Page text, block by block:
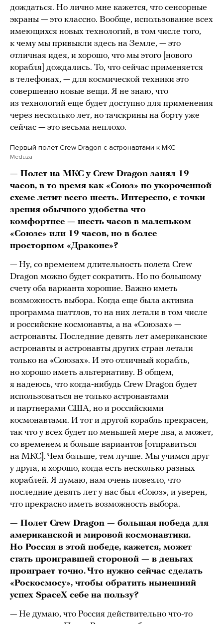
дождаться. Но лично мне кажется, что сенсорные
экраны — это классно. Вообще, использование всех
имеющихся новых технологий, в том числе того,
к чему мы привыкли здесь на Земле, — это
отличная идея, и хорошо, что мы этого [нового
корабля] дождались. То, что сейчас применяется
в телефонах, — для космической техники это
совершенно новые вещи. Я не знаю, что
из технологий еще будет доступно для применения
через несколько лет, но тачскрины на борту уже
сейчас — это весьма неплохо.
Первый полет Crew Dragon с астронавтами к МКС
Meduza
— Полет на МКС у Crew Dragon занял 19
часов, в то время как «Союз» по укороченной
схеме летит всего шесть. Интересно, с точки
зрения обычного удобства что
комфортнее — шесть часов в маленьком
«Союзе» или 19 часов, но в более
просторном «Драконе»?
— Ну, со временем длительность полета Crew
Dragon можно будет сократить. Но по большому
счету оба варианта хорошие. Важно иметь
возможность выбора. Когда еще была активна
программа шаттлов, то на них летали в том числе
и российские космонавты, а на «Союзах» —
астронавты. Последние девять лет американские
астронавты и астронавты других стран летали
только на «Союзах». И это отличный корабль,
но хорошо иметь альтернативу. В общем,
я надеюсь, что когда-нибудь Crew Dragon будет
использоваться не только астронавтами
и партнерами США, но и российскими
космонавтами. И тот и другой корабль прекрасен,
так что у всех будет по меньшей мере два, а может,
со временем и больше вариантов [отправиться
на МКС]. Чем больше, тем лучше. Мы учимся друг
у друга, и хорошо, когда есть несколько разных
кораблей. Я думаю, нам очень повезло, что
последние девять лет у нас был «Союз», и уверен,
что прекрасно иметь возможность выбора.
— Полет Crew Dragon — большая победа для
американской и мировой космонавтики.
Но Россия в этой победе, кажется, может
стать проигравшей стороной — в деньгах
проиграет точно. Что нужно сейчас сделать
«Роскосмосу», чтобы обратить нынешний
успех SpaceX себе на пользу?
— Не думаю, что Россия действительно что-то